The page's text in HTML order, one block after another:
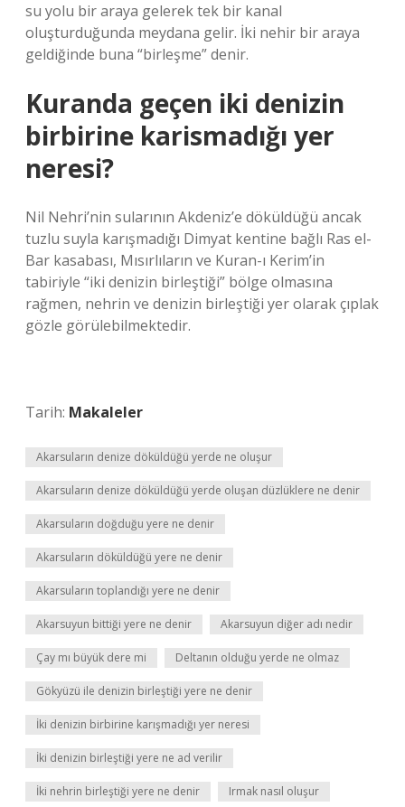
su yolu bir araya gelerek tek bir kanal
oluşturduğunda meydana gelir. İki nehir bir araya
geldiğinde buna “birleşme” denir.
Kuranda geçen iki denizin
birbirine karismadığı yer
neresi?
Nil Nehri’nin sularının Akdeniz’e döküldüğü ancak
tuzlu suyla karışmadığı Dimyat kentine bağlı Ras el-
Bar kasabası, Mısırlıların ve Kuran-ı Kerim’in
tabiriyle “iki denizin birleştiği” bölge olmasına
rağmen, nehrin ve denizin birleştiği yer olarak çıplak
gözle görülebilmektedir.
Tarih: Makaleler
Akarsuların denize döküldüğü yerde ne oluşur
Akarsuların denize döküldüğü yerde oluşan düzlüklere ne denir
Akarsuların doğduğu yere ne denir
Akarsuların döküldüğü yere ne denir
Akarsuların toplandığı yere ne denir
Akarsuyun bittiği yere ne denir Akarsuyun diğer adı nedir
Çay mı büyük dere mi Deltanın olduğu yerde ne olmaz
Gökyüzü ile denizin birleştiği yere ne denir
İki denizin birbirine karışmadığı yer neresi
İki denizin birleştiği yere ne ad verilir
İki nehrin birleştiği yere ne denir Irmak nasıl oluşur